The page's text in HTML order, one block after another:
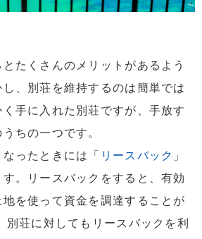
たくさんのメリットがあるよう
、別荘を維持するのは簡単では
手に入れた別荘ですが、手放す
ちの一つです。
ったときには「
リースバック 」
。リースバックをすると、有効
を使って資金を調達することが
別荘に対してもリースバックを利